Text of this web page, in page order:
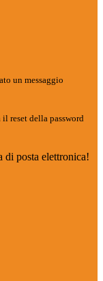
un messaggio
reset della password
di posta elettronica!